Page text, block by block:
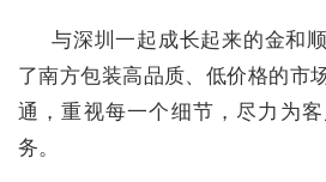
与深圳一起成长起来的金和
了南方包装高品质、低价格的市
通，重视每一个细节，尽力为
务。